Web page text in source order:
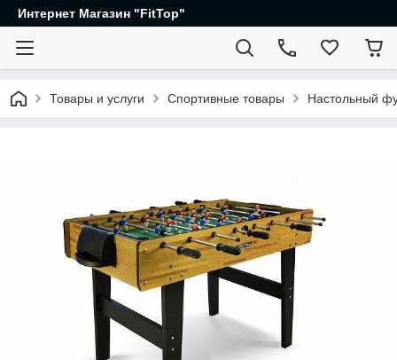
Интернет Магазин "FitTop"
Товары и услуги Спортивные товары Настольный